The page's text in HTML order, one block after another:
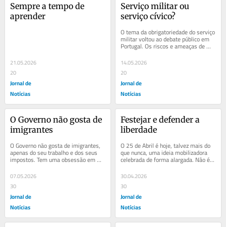
Sempre a tempo de
aprender
21.05.2026
20
Jornal de
Notícias
Serviço militar ou
serviço cívico?
O tema da obrigatoriedade do serviço
militar voltou ao debate público em
Portugal. Os riscos e ameaças de
generalização de conflitos armados,
que...
14.05.2026
20
Jornal de
Notícias
O Governo não gosta de
imigrantes
O Governo não gosta de imigrantes,
apenas do seu trabalho e dos seus
impostos. Tem uma obsessão em
tornar-lhes a vida difícil e fazer com
que se...
07.05.2026
30
Jornal de
Notícias
Festejar e defender a
liberdade
O 25 de Abril é hoje, talvez mais do
que nunca, uma ideia mobilizadora
celebrada de forma alargada. Não é
apenas uma festa. É também uma...
30.04.2026
30
Jornal de
Notícias